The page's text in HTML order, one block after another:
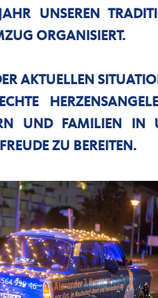
UNSEREN
ORGANISIERT.
AKTUELLEN
UND FAMILIEN IN
ZU BEREITEN.